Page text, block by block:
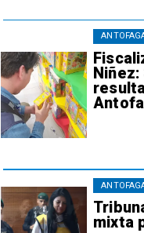
mixta